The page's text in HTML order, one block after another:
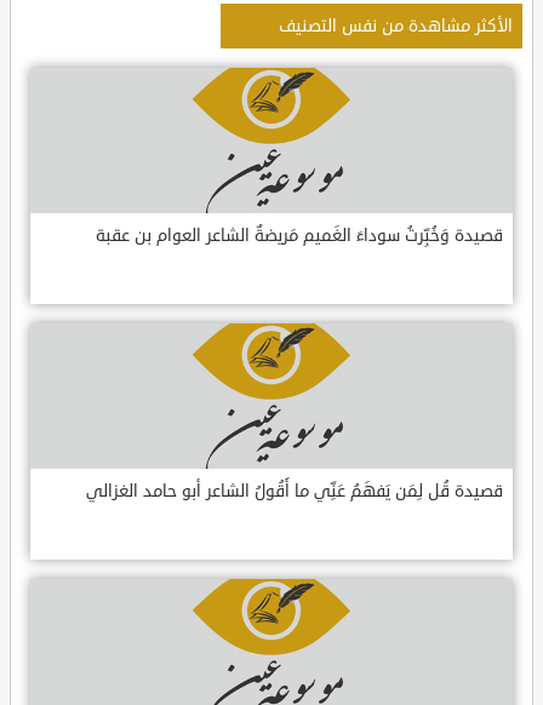
الأكثر مشاهدة من نفس التصنيف
قصيدة وَخُبِّرتُ سوداءَ الغَميم مَريضةٌ الشاعر العوام بن عقبة
قصيدة قُل لِمَن يَفهَمُ عَنِّي ما أَقُولُ الشاعر أبو حامد الغزالي